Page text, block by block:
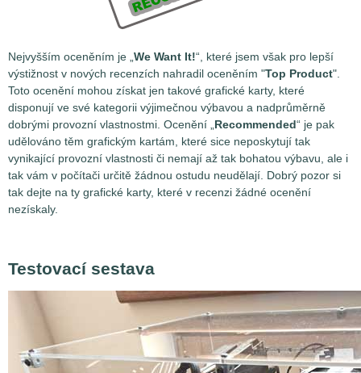
Nejvyšším oceněním je „ We Want It!“, které jsem však pro lepší
výstižnost v nových recenzích nahradil oceněním "Top Product".
Toto ocenění mohou získat jen takové grafické karty, které
disponují ve své kategorii výjimečnou výbavou a nadprůměrně
dobrými provozní vlastnostmi. Ocenění „ Recommended“ je pak
udělováno těm grafickým kartám, které sice neposkytují tak
vynikající provozní vlastnosti či nemají až tak bohatou výbavu, ale i
tak vám v počítači určitě žádnou ostudu neudělají. Dobrý pozor si
tak dejte na ty grafické karty, které v recenzi žádné ocenění
nezískaly.
Testovací sestava